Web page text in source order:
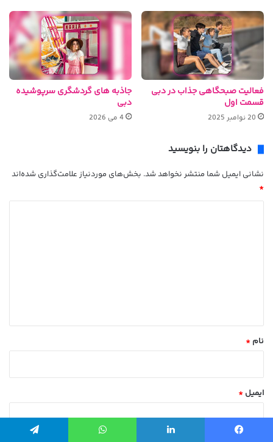
فعالیت صبحگاهی جذاب در دبی
قسمت اول
20 نوامبر 2025
جاذبه های گردشگری سرپوشیده
دبی
4 می 2026
دیدگاهتان را بنویسید
نشانی ایمیل شما منتشر نخواهد شد. بخش‌های موردنیاز علامت‌گذاری شده‌اند
*
نام *
ایمیل *